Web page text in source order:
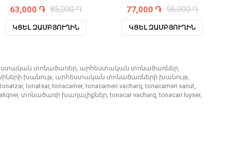
63,000 ֏ 85,000 ֏
ԿՑԵԼ ԶԱՄԲՅՈՒՂԻՆ
77,000 ֏ 96,000 ֏
ԿՑԵԼ ԶԱՄԲՅՈՒՂԻՆ
տոնածառեր արհեստական տոնածառներ
խանութ արհեստական տոնածառների խանութ
tonatzar,tonatsar,tonacarner,tonacarneri vacharq ,tonacarneri xanut
, տոնածառի խաղալիքներ ,tonacar vacharq ,tonacari luyser,